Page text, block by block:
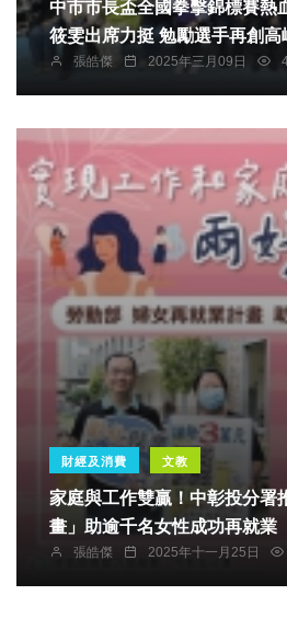
中市市長盃全國拳擊錦標賽熱
筱雯出席力挺 勉勵選手再創
張皓傑 2025年三月09日
財經及消費 文教
家庭與工作雙贏！中彰投分署
畫」助逾千名女性成功再就業
張皓傑 2025年十一月25日